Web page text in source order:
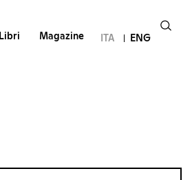
Libri Magazine ITA ENG